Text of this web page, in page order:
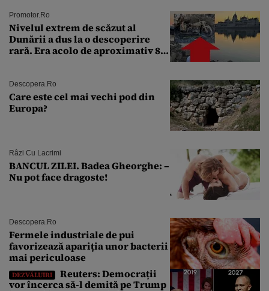
Promotor.ro
Nivelul extrem de scăzut al
Dunării a dus la o descoperire
rară. Era acolo de aproximativ 80
Descopera.ro
Care este cel mai vechi pod din
Europa?
Râzi Cu Lacrimi
BANCUL ZILEI. Badea Gheorghe: –
Nu pot face dragoste!
Descopera.ro
Fermele industriale de pui
favorizează apariția unor bacterii
mai periculoase
DEZVĂLUIRI
Reuters: Democrații
vor încerca să-l demită pe Trump